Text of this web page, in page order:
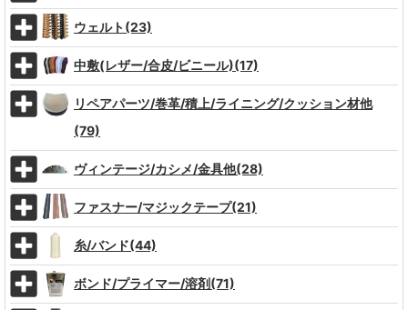
ウェルト(23)
中敷(レザー/合皮/ビニール)(17)
リペアパーツ/巻革/積上/ライニング/クッション材他
(79)
ヴィンテージ/カシメ/金具他(28)
ファスナー/マジックテープ(21)
糸/バンド(44)
ボンド/プライマー/溶剤(71)